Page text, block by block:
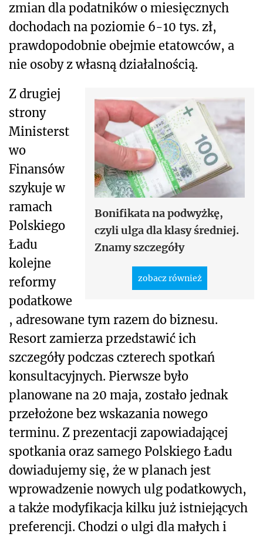
zmian dla podatników o miesięcznych
dochodach na poziomie 6-10 tys. zł,
prawdopodobnie obejmie etatowców, a
nie osoby z własną działalnością.
Bonifikata na podwyżkę,
czyli ulga dla klasy średniej.
Znamy szczegóły
zobacz również
Z drugiej
strony
Ministerst
wo
Finansów
szykuje w
ramach
Polskiego
Ładu
kolejne
reformy
podatkowe
, adresowane tym razem do biznesu.
Resort zamierza przedstawić ich
szczegóły podczas czterech spotkań
konsultacyjnych. Pierwsze było
planowane na 20 maja, zostało jednak
przełożone bez wskazania nowego
terminu. Z prezentacji zapowiadającej
spotkania oraz samego Polskiego Ładu
dowiadujemy się, że w planach jest
wprowadzenie nowych ulg podatkowych,
a także modyfikacja kilku już istniejących
preferencji. Chodzi o ulgi dla małych i